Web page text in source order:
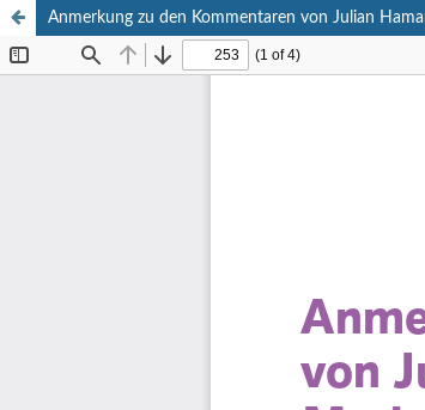
Anmerkung zu den Kommentaren von Julian